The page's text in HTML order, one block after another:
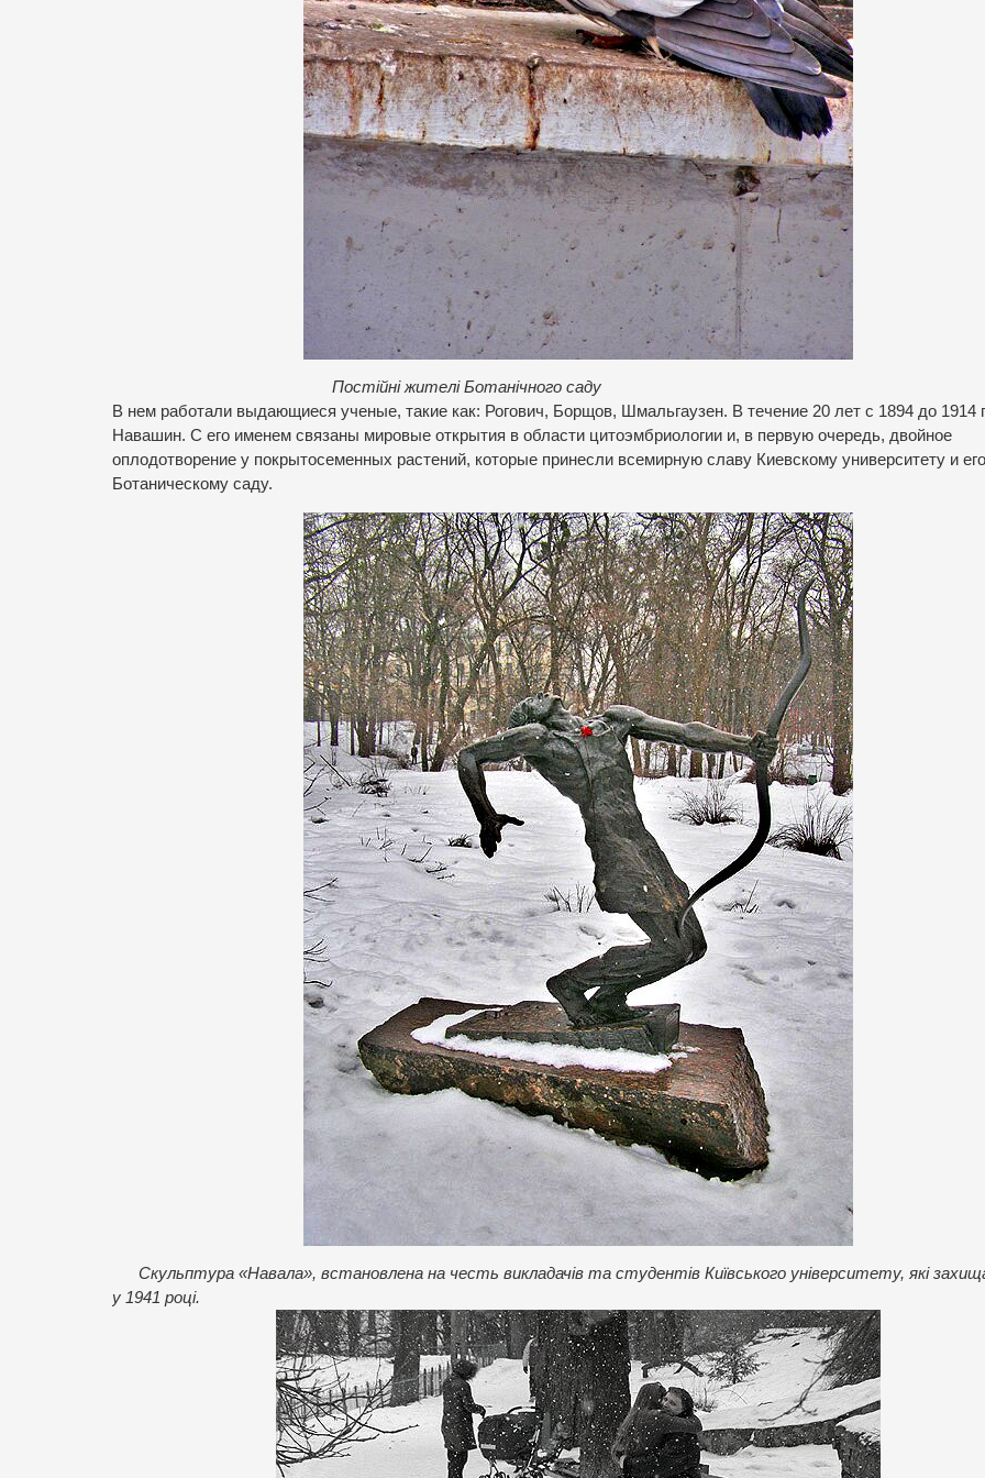
Постійні жителі Ботанічного саду
В нем работали выдающиеся ученые, такие как: Рогович, Борщов, Шмальгаузен. В течение 20 лет с 1894 до 1914
Навашин. С его именем связаны мировые открытия в области цитоэмбриологии и, в первую очередь, двойное
оплодотворение у покрытосеменных растений, которые принесли всемирную славу Киевскому университету и его
Ботаническому саду.
Скульптура «Навала», встановлена на честь викладачів та студентів Київського університету, які
у 1941 році.